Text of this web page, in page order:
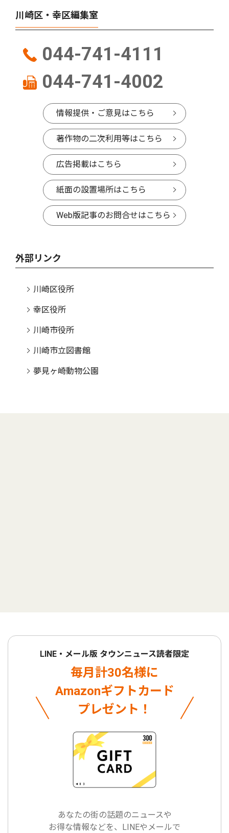
川崎区・幸区編集室
044-741-4111
044-741-4002
情報提供・ご意見はこちら
著作物の二次利用等はこちら
広告掲載はこちら
紙面の設置場所はこちら
Web版記事のお問合せはこちら
外部リンク
川崎区役所
幸区役所
川崎市役所
川崎市立図書館
夢見ヶ崎動物公園
LINE・メール版 タウンニュース読者限定
毎月計30名様に
Amazonギフトカード
プレゼント！
あなたの街の話題のニュースや
お得な情報などを、LINEやメールで